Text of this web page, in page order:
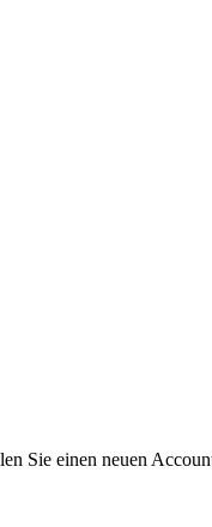
Sie einen neuen